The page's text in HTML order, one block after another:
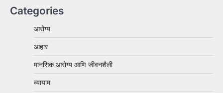
Categories
आरोग्य
आहार
मानसिक आरोग्य आणि जीवनशैली
व्यायाम